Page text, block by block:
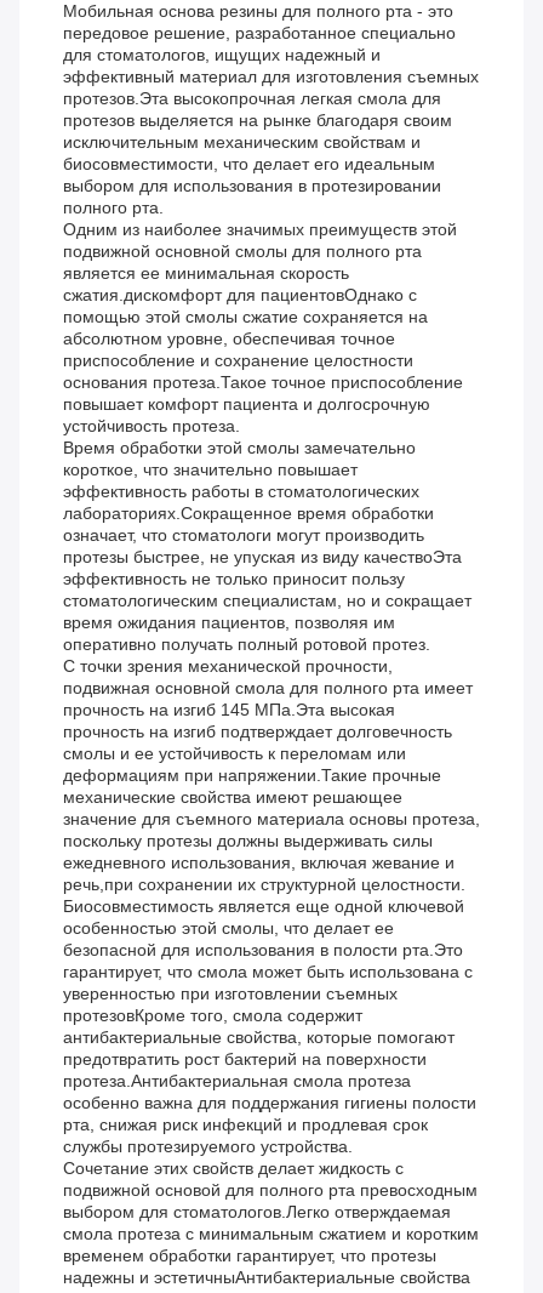
Мобильная основа резины для полного рта - это
передовое решение, разработанное специально
для стоматологов, ищущих надежный и
эффективный материал для изготовления съемных
протезов.Эта высокопрочная легкая смола для
протезов выделяется на рынке благодаря своим
исключительным механическим свойствам и
биосовместимости, что делает его идеальным
выбором для использования в протезировании
полного рта.
Одним из наиболее значимых преимуществ этой
подвижной основной смолы для полного рта
является ее минимальная скорость
сжатия.дискомфорт для пациентовОднако с
помощью этой смолы сжатие сохраняется на
абсолютном уровне, обеспечивая точное
приспособление и сохранение целостности
основания протеза.Такое точное приспособление
повышает комфорт пациента и долгосрочную
устойчивость протеза.
Время обработки этой смолы замечательно
короткое, что значительно повышает
эффективность работы в стоматологических
лабораториях.Сокращенное время обработки
означает, что стоматологи могут производить
протезы быстрее, не упуская из виду качествоЭта
эффективность не только приносит пользу
стоматологическим специалистам, но и сокращает
время ожидания пациентов, позволяя им
оперативно получать полный ротовой протез.
С точки зрения механической прочности,
подвижная основной смола для полного рта имеет
прочность на изгиб 145 МПа.Эта высокая
прочность на изгиб подтверждает долговечность
смолы и ее устойчивость к переломам или
деформациям при напряжении.Такие прочные
механические свойства имеют решающее
значение для съемного материала основы протеза,
поскольку протезы должны выдерживать силы
ежедневного использования, включая жевание и
речь,при сохранении их структурной целостности.
Биосовместимость является еще одной ключевой
особенностью этой смолы, что делает ее
безопасной для использования в полости рта.Это
гарантирует, что смола может быть использована с
уверенностью при изготовлении съемных
протезовКроме того, смола содержит
антибактериальные свойства, которые помогают
предотвратить рост бактерий на поверхности
протеза.Антибактериальная смола протеза
особенно важна для поддержания гигиены полости
рта, снижая риск инфекций и продлевая срок
службы протезируемого устройства.
Сочетание этих свойств делает жидкость с
подвижной основой для полного рта превосходным
выбором для стоматологов.Легко отверждаемая
смола протеза с минимальным сжатием и коротким
временем обработки гарантирует, что протезы
надежны и эстетичныАнтибактериальные свойства